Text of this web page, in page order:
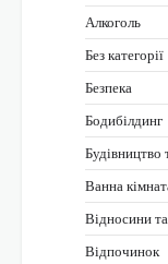
Алкоголь
Без категорії
Безпека
Бодибілдинг
Будівництво
Ванна
Відносини
Відпочинок